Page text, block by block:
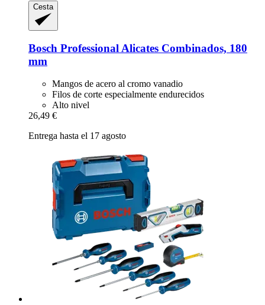
Cesta
Bosch Professional Alicates Combinados, 180
mm
Mangos de acero al cromo vanadio
Filos de corte especialmente endurecidos
Alto nivel
26,49 €
Entrega hasta el 17 agosto